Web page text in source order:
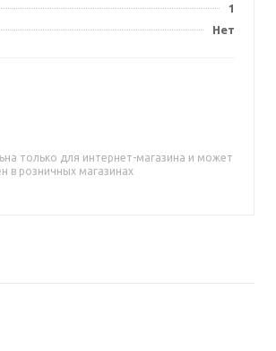
1
Нет
только для интернет-магазина и может
в розничных магазинах